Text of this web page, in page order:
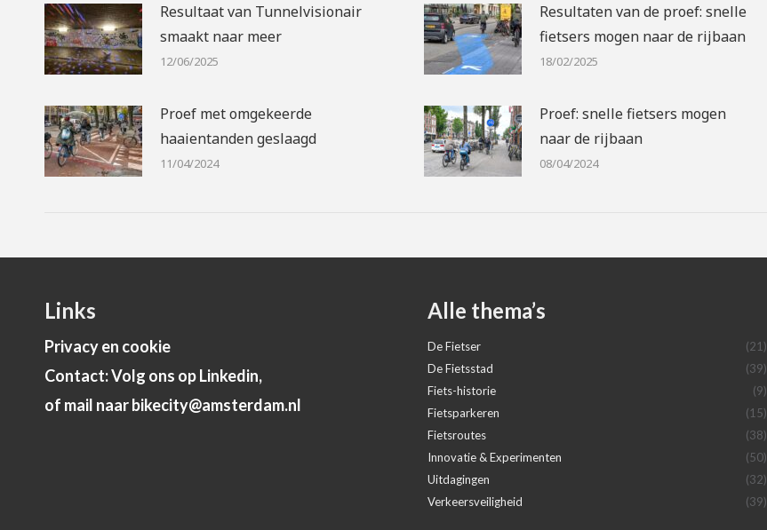
Resultaat van Tunnelvisionair
smaakt naar meer
12/06/2025
Resultaten van de proef: snelle
fietsers mogen naar de rijbaan
18/02/2025
Proef met omgekeerde
haaientanden geslaagd
11/04/2024
Proef: snelle fietsers mogen
naar de rijbaan
08/04/2024
Links
Privacy en cookie
Contact: Volg ons op Linkedin,
of mail naar bikecity@amsterdam.nl
Alle thema’s
De Fietser
(21)
De Fietsstad
(39)
Fiets-historie
(9)
Fietsparkeren
(15)
Fietsroutes
(38)
Innovatie & Experimenten
(50)
Uitdagingen
(32)
Verkeersveiligheid
(39)